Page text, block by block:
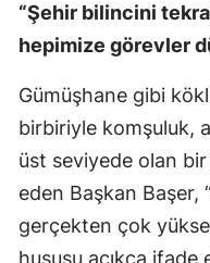
“Şehir bilincini
hepimize görevler
Gümüşhane gibi
birbiriyle komşuluk,
üst seviyede olan
eden Başkan Başer,
gerçekten çok